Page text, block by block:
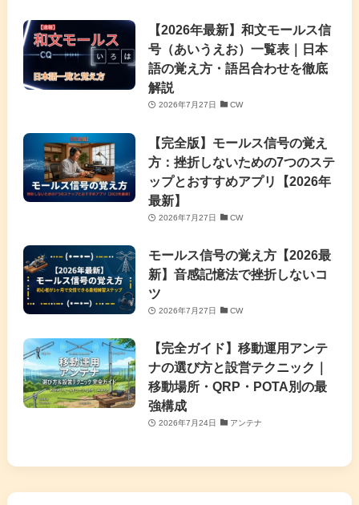
【2026年最新】和文モールス信
号（あいうえお）一覧表｜日本
語の覚え方・語呂合わせを徹底
解説
2026年7月27日 CW
【完全版】モールス信号の覚え
方：挫折しないための7つのステ
ップとおすすめアプリ【2026年
最新】
2026年7月27日 CW
モールス信号の覚え方【2026最
新】音感記憶法で挫折しないコ
ツ
2026年7月27日 CW
【完全ガイド】移動運用アンテ
ナの選び方と設営テクニック｜
移動場所・QRP・POTA別の最
強構成
2026年7月24日 アンテナ